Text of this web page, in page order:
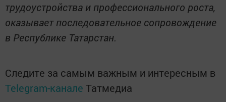
трудоустройства и профессионального роста,
оказывает последовательное сопровождение
в Республике Татарстан.
Следите за самым важным и интересным в
Telegram-канале Татмедиа